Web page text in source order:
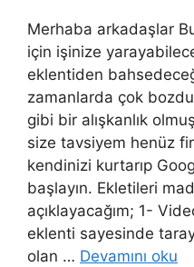
Merhaba arkadaşlar
için işinize
eklentiden
zamanlarda çok
gibi bir alışkanlık
size tavsiyem henüz
kendinizi kurtarıp
başlayın. Ekletileri
açıklayacağım; 1-
eklenti sayesinde
olan … Devamını oku